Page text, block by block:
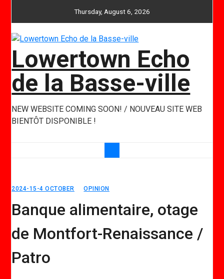
Thursday, August 6, 2026
Lowertown Echo
de la Basse-ville
NEW WEBSITE COMING SOON! / NOUVEAU SITE WEB
BIENTÔT DISPONIBLE !
2024-15-4 OCTOBER OPINION
Banque alimentaire, otage
de Montfort-Renaissance /
Patro